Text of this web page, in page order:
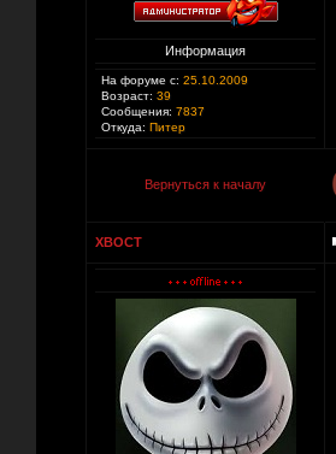
Информация
На форуме с: 25.10.2009
Возраст: 39
Сообщения: 7837
Откуда: Питер
Вернуться к началу
XBOCT